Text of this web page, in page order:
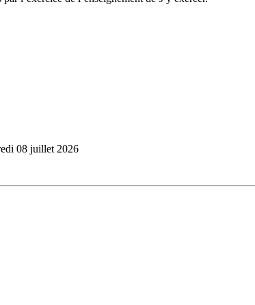
08 juillet 2026